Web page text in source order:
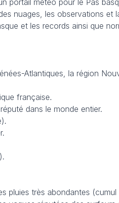
nuages, les observations et
et les records ainsi que
Atlantiques, la région
française.
dans le monde entier.
très abondantes